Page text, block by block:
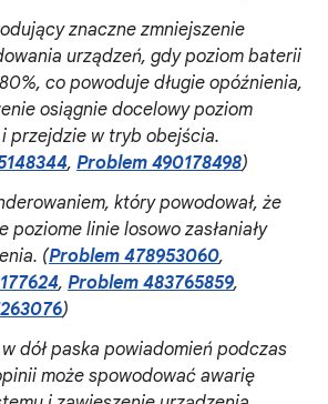
znaczne zmniejszenie
urządzeń, gdy poziom baterii
co powoduje długie opóźnienia,
osiągnie docelowy poziom
i przejdzie w tryb obejścia.
, Problem 490178498)
który powodował, że
poziome linie losowo zasłaniały
(Problem 478953060,
, Problem 483765859,
)
dół paska powiadomień podczas
może spowodować awarię